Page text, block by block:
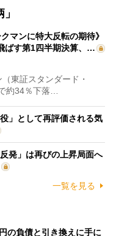
マンに特大反転の期待》
ばす第1四半期決算、…
東証スタンダード・
約34％下落…
」として再評価される気
発」は再びの上昇局面へ
一覧を見る
の負債と引き換えに手に